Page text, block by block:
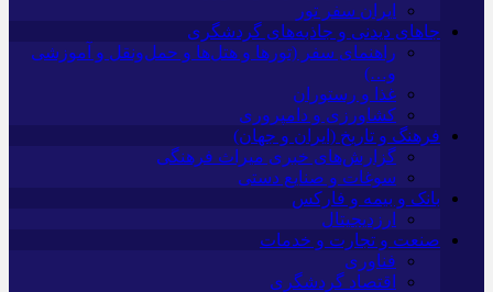
ایران سفر تور
جاهای دیدنی و جاذبه‌های گردشگری
راهنمای سفر (تورها و هتل‌ها و حمل‌و‌نقل و آموزشی
و…)
غذا و رستوران
کشاورزی و دامپروری
فرهنگ و تاریخ (ایران و جهان)
گزارش‌های خبری میراث فرهنگی
سوغات و صنایع دستی
بانک و بیمه و فارکس
ارزدیجیتال
صنعت و تجارت و خدمات
فناوری
اقتصاد گردشگری